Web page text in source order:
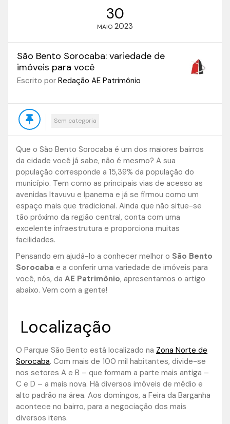
30
MAIO 2023
São Bento Sorocaba: variedade de
imóveis para você
Escrito por Redação AE Patrimônio
Sem categoria
Que o São Bento Sorocaba é um dos maiores bairros
da cidade você já sabe, não é mesmo? A sua
população corresponde a 15,39% da população do
município. Tem como as principais vias de acesso as
avenidas Itavuvu e Ipanema e já se firmou como um
espaço mais que tradicional. Ainda que não situe-se
tão próximo da região central, conta com uma
excelente infraestrutura e proporciona muitas
facilidades.
Pensando em ajudá-lo a conhecer melhor o São Bento
Sorocaba e a conferir uma variedade de imóveis para
você, nós, da AE Patrimônio, apresentamos o artigo
abaixo. Vem com a gente!
Localização
O Parque São Bento está localizado na Zona Norte de
Sorocaba. Com mais de 100 mil habitantes, divide-se
nos setores A e B – que formam a parte mais antiga –
C e D – a mais nova. Há diversos imóveis de médio e
alto padrão na área. Aos domingos, a Feira da Barganha
acontece no bairro, para a negociação dos mais
diversos itens.